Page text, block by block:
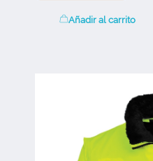
Añadir al carrito